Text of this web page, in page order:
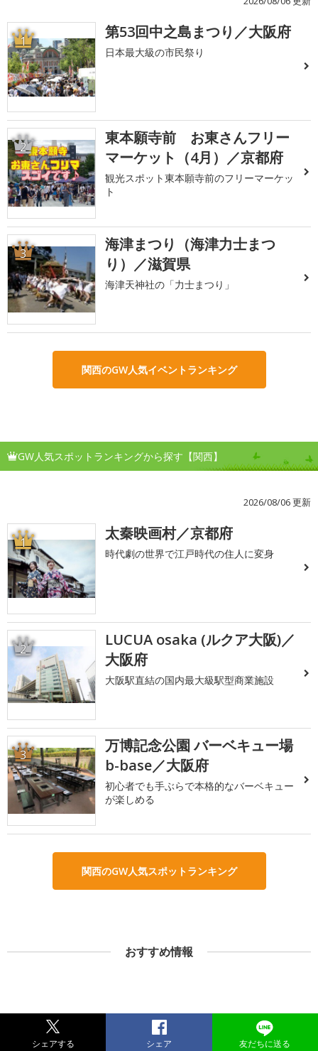
1 第53回中之島まつり／大阪府
日本最大級の市民祭り
2
東本願寺前 お東さんフリー
マーケット（4月）／京都府
観光スポット東本願寺前のフリーマーケッ
ト
3
海津まつり（海津力士まつ
り）／滋賀県
海津天神社の「力士まつり」
関西のGW人気イベントランキング
GW人気スポットランキングから探す【関西】
2026/08/06 更新
1 太秦映画村／京都府
時代劇の世界で江戸時代の住人に変身
2
LUCUA osaka (ルクア大阪)／
大阪府
大阪駅直結の国内最大級駅型商業施設
3
万博記念公園 バーベキュー場
b-base／大阪府
初心者でも手ぶらで本格的なバーベキュー
が楽しめる
関西のGW人気スポットランキング
おすすめ情報
シェアする シェア 友だちに送る